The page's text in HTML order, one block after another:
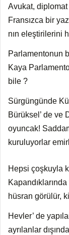
Avukat, diplomat
Fransızca bir
nın eleştirilerini
Parlamentonun
Kaya
bile ?
Sürgüngünde
Bürüksel’ de ve
oyuncak!
kuruluyorlar
Hepsi çoşkuyla
hüsran görülür,
Hevler’ de
ayrılanlar